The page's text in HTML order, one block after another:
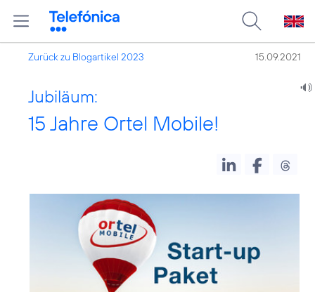
Zurück zu Blogartikel 2023 15.09.2021
Jubiläum:
15 Jahre Ortel Mobile!